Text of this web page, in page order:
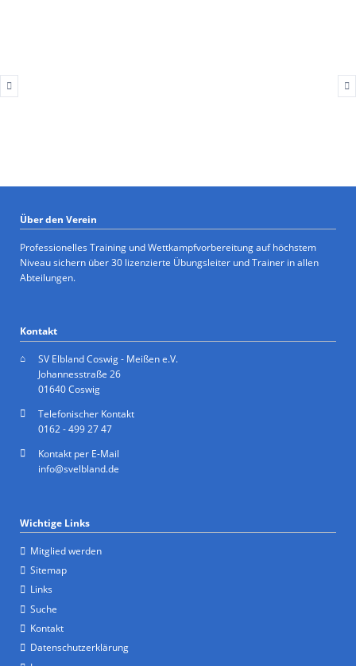
Über den Verein
Professionelles Training und Wettkampfvorbereitung auf höchstem
Niveau sichern über 30 lizenzierte Übungsleiter und Trainer in allen
Abteilungen.
Kontakt
SV Elbland Coswig - Meißen e.V.
Johannesstraße 26
01640 Coswig
Telefonischer Kontakt
0162 - 499 27 47
Kontakt per E-Mail
info@svelbland.de
Wichtige Links
Mitglied werden
Sitemap
Links
Suche
Kontakt
Datenschutzerklärung